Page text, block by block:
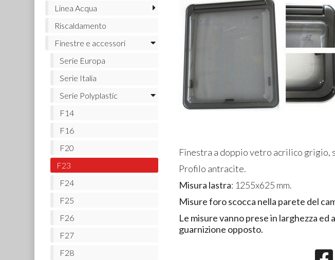
Finestra a doppio vetro acrilico grigio,
Profilo antracite.
Misura lastra: 1255x625 mm.
Misure foro scocca nella parete del
Le misure vanno prese in larghezza
guarnizione opposto.
Linea Acqua
Riscaldamento
Finestre e accessori
Serie Europa
Serie Italia
Serie Polyplastic
F14
F16
F20
F23
F24
F25
F26
F27
F28